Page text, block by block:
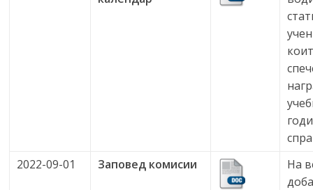
2022-09-01
Заповед комисии
На